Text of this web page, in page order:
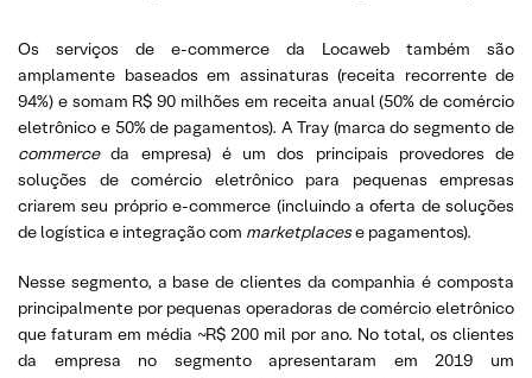
Os serviços de e-commerce da Locaweb também são
amplamente baseados em assinaturas (receita recorrente de
94%) e somam R$ 90 milhões em receita anual (50% de comércio
eletrônico e 50% de pagamentos). A Tray (marca do segmento de
commerceda empresa) é um dos principais provedores de
soluções de comércio eletrônico para pequenas empresas
criarem seu próprio e-commerce (incluindo a oferta de soluções
de logística e integração com marketplacese pagamentos).
Nesse segmento, a base de clientes da companhia é composta
principalmente por pequenas operadoras de comércio eletrônico
que faturam em média ~R$ 200 mil por ano. No total, os clientes
da empresa no segmento apresentaram em 2019 um